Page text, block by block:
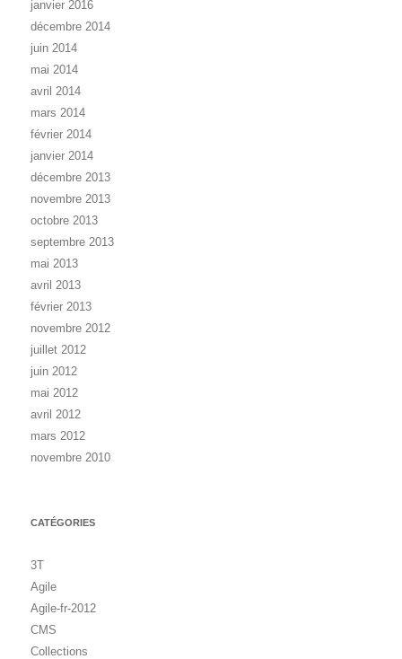
janvier 2016
décembre 2014
juin 2014
mai 2014
avril 2014
mars 2014
février 2014
janvier 2014
décembre 2013
novembre 2013
octobre 2013
septembre 2013
mai 2013
avril 2013
février 2013
novembre 2012
juillet 2012
juin 2012
mai 2012
avril 2012
mars 2012
novembre 2010
CATÉGORIES
3T
Agile
Agile-fr-2012
CMS
Collections